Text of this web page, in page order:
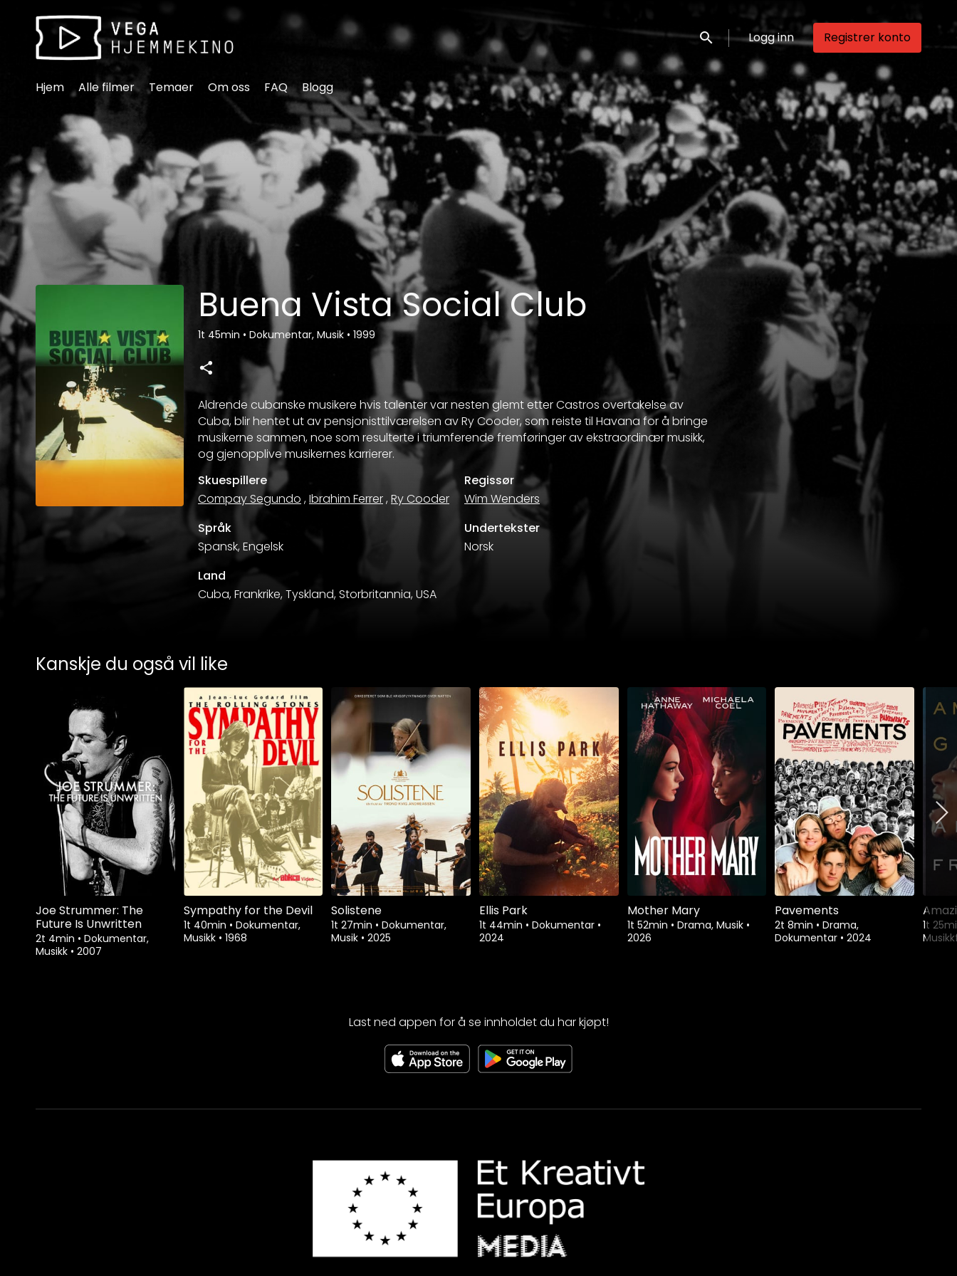
Tilgjengelighetslenker
Søk Logg inn Registrer konto
Hjem Alle filmer Temaer Om oss FAQ Blogg
Buena Vista Social Club
1t 45min • Dokumentar, Musik • 1999
Aldrende cubanske musikere hvis talenter var nesten glemt etter Castros overtakelse av
Cuba, blir hentet ut av pensjonisttilværelsen av Ry Cooder, som reiste til Havana for å bringe
musikerne sammen, noe som resulterte i triumferende fremføringer av ekstraordinær musikk,
og gjenopplive musikernes karrierer.
Skuespillere
Compay Segundo ,Ibrahim Ferrer, Ry Cooder
Regissør
Wim Wenders
Språk
Spansk, Engelsk
Undertekster
Norsk
Land
Cuba, Frankrike, Tyskland, Storbritannia, USA
Kanskje du også vil like
Joe Strummer: The
Future Is Unwritten
2t 4min • Dokumentar,
Musikk • 2007
Sympathy for the Devil
1t 40min • Dokumentar,
Musikk • 1968
Solistene
1t 27min • Dokumentar,
Musik • 2025
Ellis Park
1t 44min • Dokumentar •
2024
Mother Mary
1t 52min • Drama, Musik •
2026
Pavements
2t 8min • Drama,
Dokumentar • 2024
1t
Last ned appen for å se innholdet du har kjøpt!